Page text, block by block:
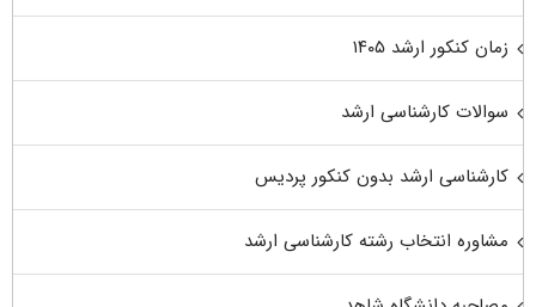
زمان کنکور ارشد ۱۴۰۵
سوالات کارشناسی ارشد
کارشناسی ارشد بدون کنکور پردیس
مشاوره انتخاب رشته کارشناسی ارشد